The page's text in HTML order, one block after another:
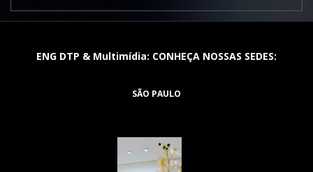
ENG DTP & Multimídia: CONHEÇA NOSSAS SEDES:
SÃO PAULO